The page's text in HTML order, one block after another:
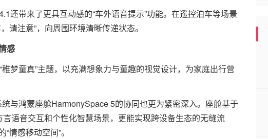
还带来了更具互动感的“车外语音提示”功能。在遥控泊车等场景
请注意”，向周围环境清晰传递状态。
感
梦童真”主题，以充满想象力与童趣的视觉设计，为家庭出行营
与鸿蒙座舱HarmonySpace 5的协同也更为紧密深入。座舱基于
语音交互和个性化智慧场景，更能实现跨设备生态的无缝流
情感移动空间”。